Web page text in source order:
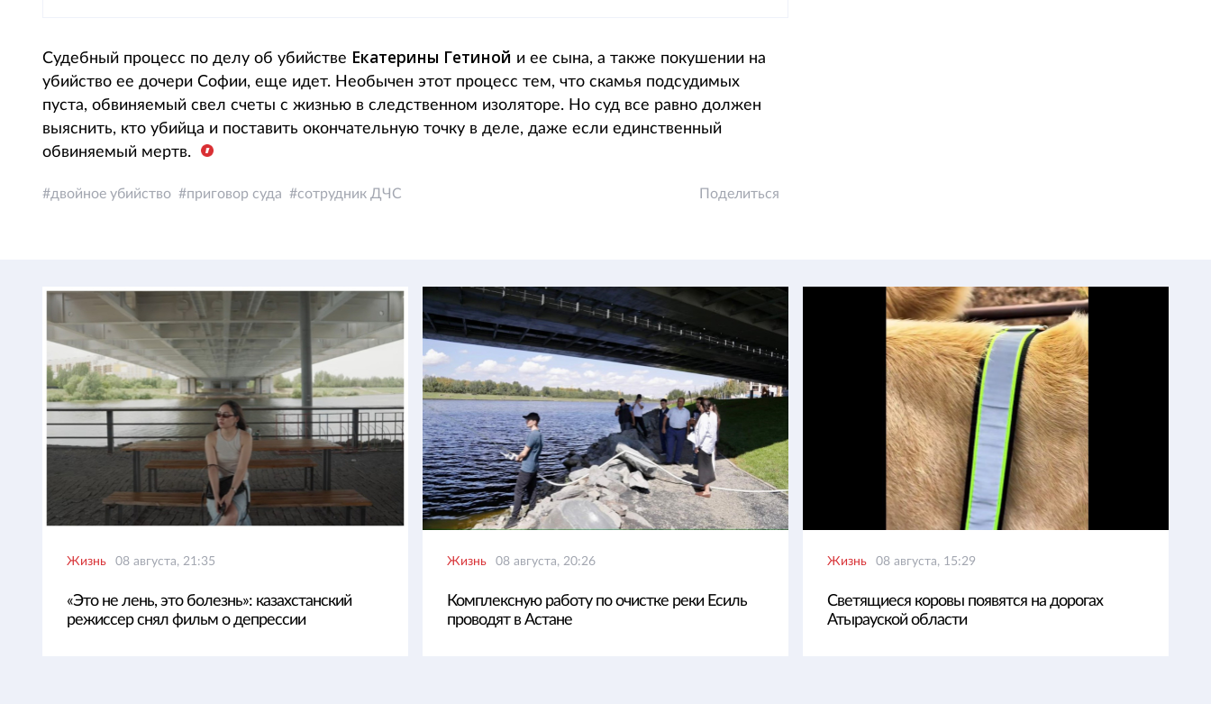
Судебный процесс по делу об убийстве Екатерины Гетиной и ее сына, а также покушении на
убийство ее дочери Софии, еще идет. Необычен этот процесс тем, что скамья подсудимых
пуста, обвиняемый свел счеты с жизнью в следственном изоляторе. Но суд все равно должен
выяснить, кто убийца и поставить окончательную точку в деле, даже если единственный
обвиняемый мертв.
двойное убийство приговор суда сотрудник ДЧС Поделиться
Жизнь 08 августа, 21:35
«Это не лень, это болезнь»: казахстанский
режиссер снял фильм о депрессии
Жизнь 08 августа, 20:26
Комплексную работу по очистке реки Есиль
проводят в Астане
Жизнь 08 августа, 15:29
Светящиеся коровы появятся на дорогах
Атырауской области